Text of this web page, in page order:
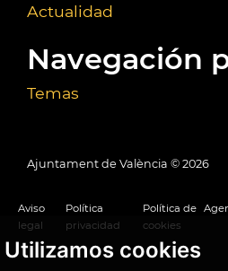
Utilizamos cookies
Actualidad
Navegación
Temas
Ajuntament de València © 2026
Aviso
legal
Política
privacidad
Política de
cookies